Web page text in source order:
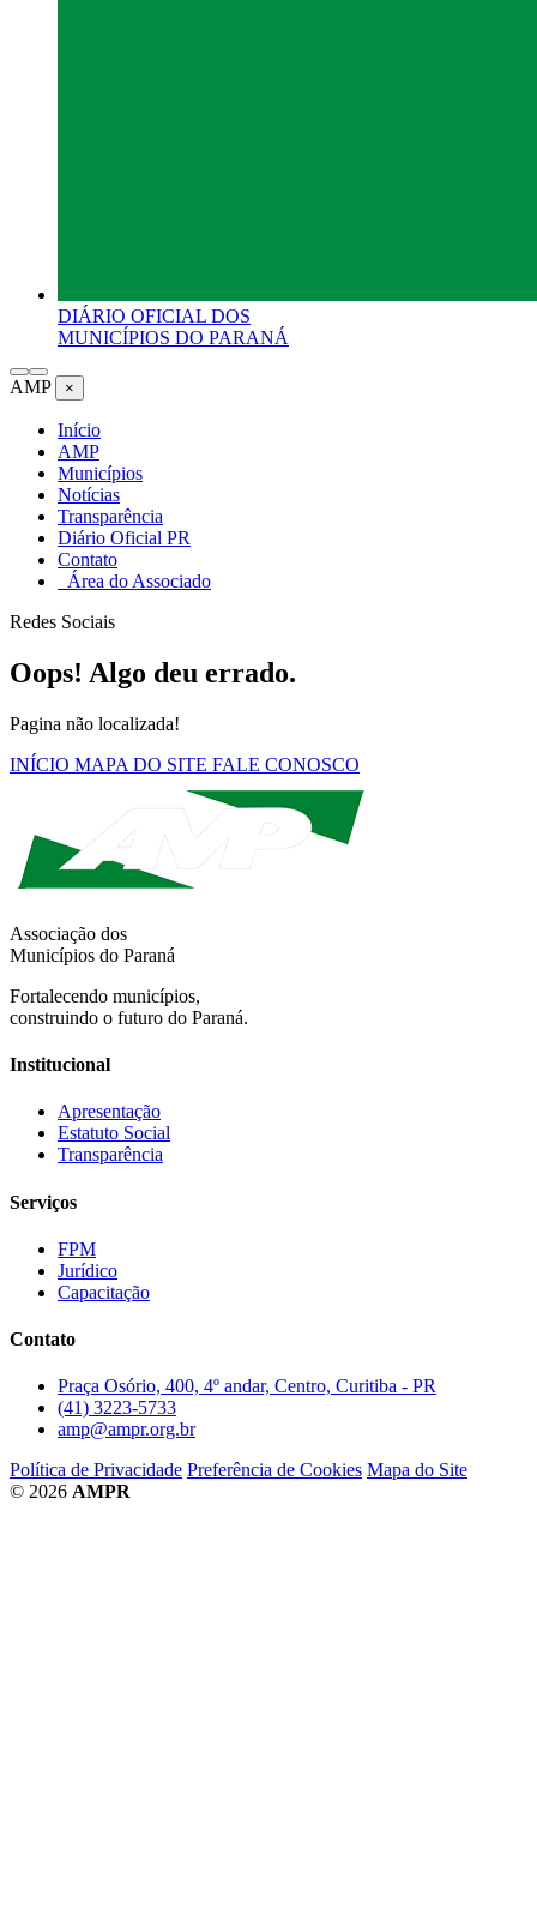
DIÁRIO OFICIAL DOS
MUNICÍPIOS DO PARANÁ
AMP ×
Início
AMP
Municípios
Notícias
Transparência
Diário Oficial PR
Contato
Área do Associado
Redes Sociais
Oops! Algo deu errado.
Pagina não localizada!
INÍCIO MAPA DO SITE FALE CONOSCO
Associação dos
Municípios do Paraná
Fortalecendo municípios,
construindo o futuro do Paraná.
Institucional
Apresentação
Estatuto Social
Transparência
Serviços
FPM
Jurídico
Capacitação
Contato
Praça Osório, 400, 4º andar, Centro, Curitiba - PR
(41) 3223-5733
amp@ampr.org.br
Política de Privacidade Preferência de Cookies Mapa do Site
© 2026 AMPR